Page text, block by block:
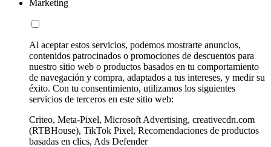
Marketing
Al aceptar estos servicios, podemos mostrarte anuncios,
contenidos patrocinados o promociones de descuentos para
nuestro sitio web o productos basados en tu comportamiento
de navegación y compra, adaptados a tus intereses, y medir su
éxito. Con tu consentimiento, utilizamos los siguientes
servicios de terceros en este sitio web:
Criteo, Meta-Pixel, Microsoft Advertising, creativecdn.com
(RTBHouse), TikTok Pixel, Recomendaciones de productos
basadas en clics, Ads Defender